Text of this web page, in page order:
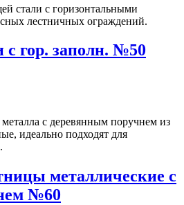
с гор. заполн. №50
металлические с
№60